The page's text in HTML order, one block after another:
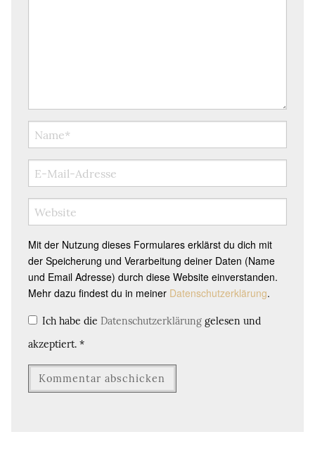
Mit der Nutzung dieses Formulares erklärst du dich mit
der Speicherung und Verarbeitung deiner Daten (Name
und Email Adresse) durch diese Website einverstanden.
Mehr dazu findest du in meiner Datenschutzerklärung.
Ich habe die Datenschutzerklärung gelesen und
akzeptiert. *